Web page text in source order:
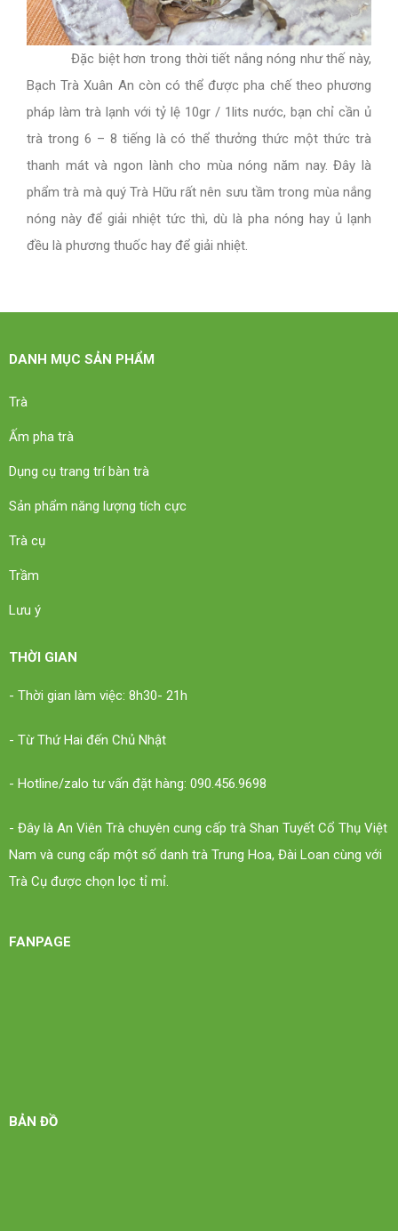
Đặc biệt hơn trong thời tiết nắng nóng như thế này,
Bạch Trà Xuân An còn có thể được pha chế theo phương
pháp làm trà lạnh với tỷ lệ 10gr / 1lits nước, bạn chỉ cần ủ
trà trong 6 – 8 tiếng là có thể thưởng thức một thức trà
thanh mát và ngon lành cho mùa nóng năm nay. Đây là
phẩm trà mà quý Trà Hữu rất nên sưu tầm trong mùa nắng
nóng này để giải nhiệt tức thì, dù là pha nóng hay ủ lạnh
đều là phương thuốc hay để giải nhiệt.
DANH MỤC SẢN PHẨM
Trà
Ấm pha trà
Dụng cụ trang trí bàn trà
Sản phẩm năng lượng tích cực
Trà cụ
Trầm
Lưu ý
THỜI GIAN
- Thời gian làm việc: 8h30- 21h
- Từ Thứ Hai đến Chủ Nhật
- Hotline/zalo tư vấn đặt hàng: 090.456.9698
- Đây là An Viên Trà chuyên cung cấp trà Shan Tuyết Cổ Thụ Việt
Nam và cung cấp một số danh trà Trung Hoa, Đài Loan cùng với
Trà Cụ được chọn lọc tỉ mỉ.
FANPAGE
BẢN ĐỒ